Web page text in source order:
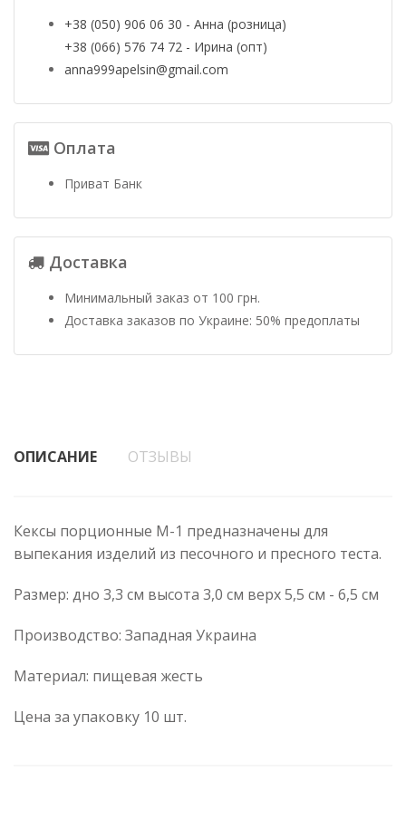
+38 (050) 906 06 30 - Анна (розница)
+38 (066) 576 74 72 - Ирина (опт)
anna999apelsin@gmail.com
Оплата
Приват Банк
Доставка
Минимальный заказ от 100 грн.
Доставка заказов по Украине: 50% предоплаты
ОПИСАНИЕ ОТЗЫВЫ
Кексы порционные М-1 предназначены для
выпекания изделий из песочного и пресного теста.
Размер: дно 3,3 см высота 3,0 см верх 5,5 см - 6,5 см
Производство: Западная Украина
Материал: пищевая жесть
Цена за упаковку 10 шт.